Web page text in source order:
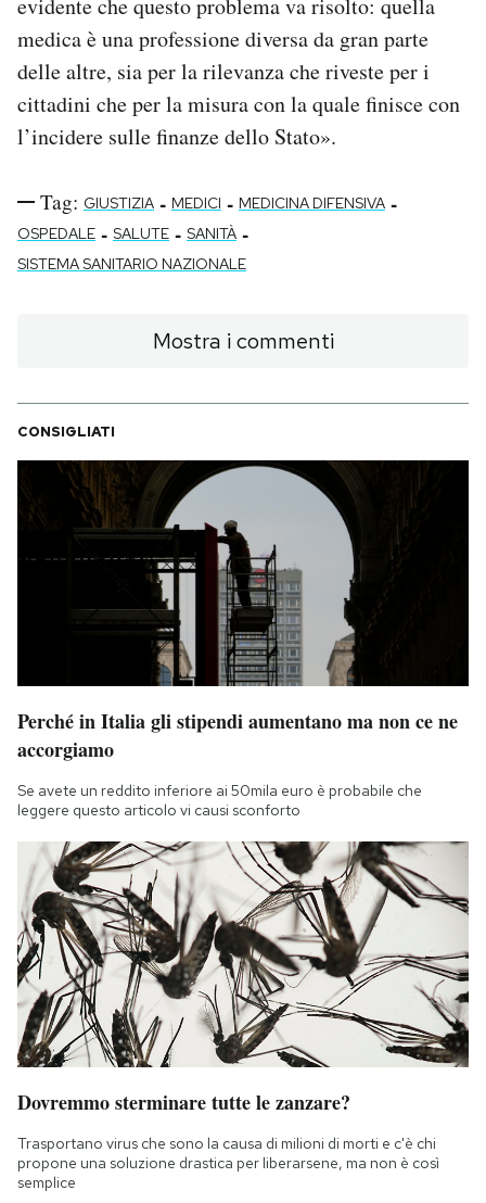
evidente che questo problema va risolto: quella
medica è una professione diversa da gran parte
delle altre, sia per la rilevanza che riveste per i
cittadini che per la misura con la quale finisce con
l’incidere sulle finanze dello Stato».
Tag: GIUSTIZIA - MEDICI - MEDICINA DIFENSIVA -
OSPEDALE - SALUTE - SANITÀ -
SISTEMA SANITARIO NAZIONALE
Mostra i commenti
CONSIGLIATI
Perché in Italia gli stipendi aumentano ma non ce ne
accorgiamo
Se avete un reddito inferiore ai 50mila euro è probabile che
leggere questo articolo vi causi sconforto
Dovremmo sterminare tutte le zanzare?
Trasportano virus che sono la causa di milioni di morti e c'è chi
propone una soluzione drastica per liberarsene, ma non è così
semplice